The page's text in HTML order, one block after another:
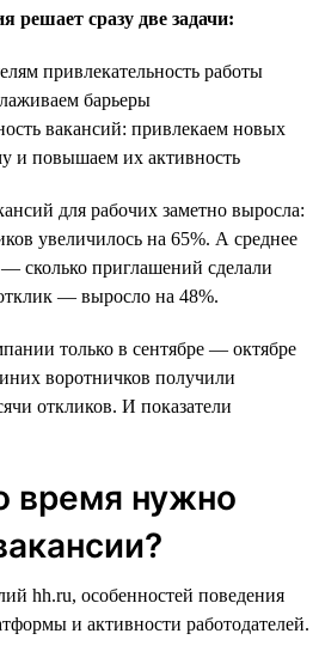
решает сразу две задачи:
привлекательность работы
барьеры
вакансий: привлекаем новых
и повышаем их активность
для рабочих заметно выросла:
увеличилось на 65%. А среднее
сколько приглашений сделали
— выросло на 48%.
только в сентябре — октябре
воротничков получили
откликов. И показатели
время нужно
hh.ru, особенностей поведения
и активности работодателей.